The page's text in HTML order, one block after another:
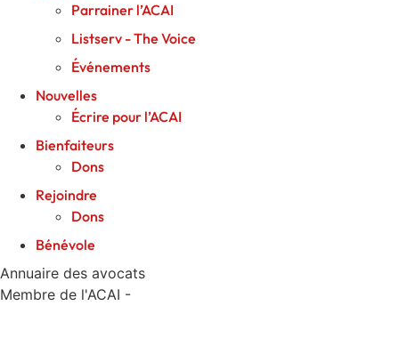
Parrainer l’ACAI
Listserv - The Voice
Événements
Nouvelles
Écrire pour l’ACAI
Bienfaiteurs
Dons
Rejoindre
Dons
Bénévole
Annuaire des avocats
Membre de l'ACAI -